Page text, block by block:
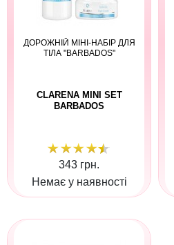
ДОРОЖНІЙ МІНІ-НАБІР ДЛЯ
ТІЛА "BARBADOS"
CLARENA MINI SET
BARBADOS
343 грн.
Немає у наявності